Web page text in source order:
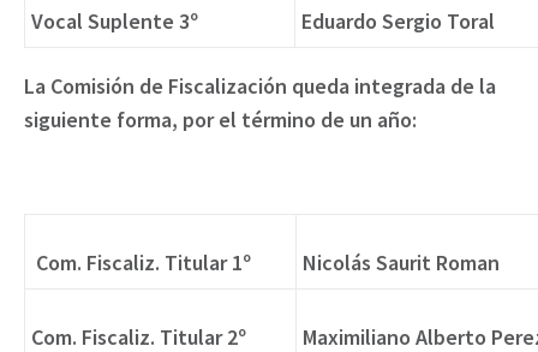
Vocal Suplente 3º Eduardo Sergio Toral
La Comisión de Fiscalización queda integrada de la
siguiente forma, por el término de un año:
Com. Fiscaliz. Titular 1º Nicolás Saurit Roman
Com. Fiscaliz. Titular 2º Maximiliano Alberto